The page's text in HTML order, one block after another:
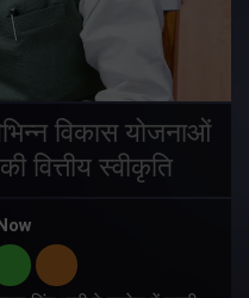
विकास योजनाओं
वित्तीय स्वीकृति